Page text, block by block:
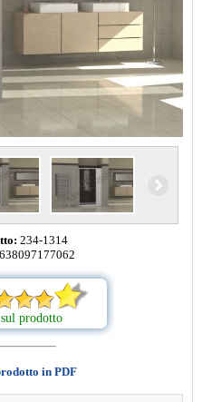
234-1314
prodotto
in PDF